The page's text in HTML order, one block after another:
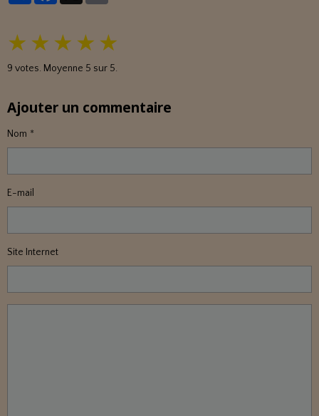
★ ★ ★ ★ ★
9 votes. Moyenne 5 sur 5.
Ajouter un commentaire
Nom
E-mail
Site Internet